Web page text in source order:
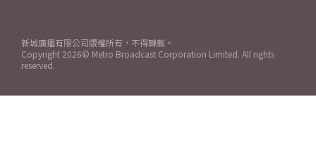
新城廣播有限公司版權所有，不得轉載。
Copyright 2026© Metro Broadcast Corporation Limited. All rights
reserved.